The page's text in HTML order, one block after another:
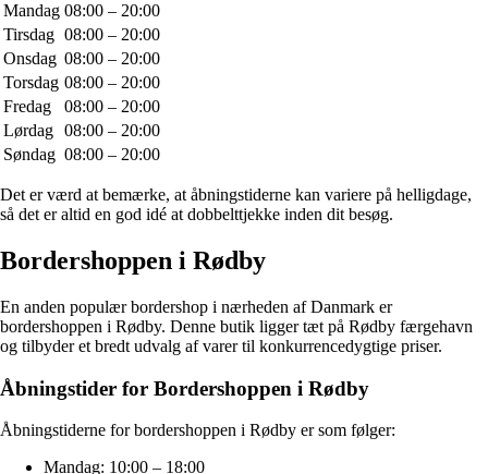
Mandag 08:00 – 20:00
Tirsdag 08:00 – 20:00
Onsdag 08:00 – 20:00
Torsdag 08:00 – 20:00
Fredag
08:00 – 20:00
Lørdag 08:00 – 20:00
Søndag 08:00 – 20:00
Det er værd at bemærke, at åbningstiderne kan variere på helligdage,
så det er altid en god idé at dobbelttjekke inden dit besøg.
Bordershoppen i Rødby
En anden populær bordershop i nærheden af Danmark er
bordershoppen i Rødby. Denne butik ligger tæt på Rødby færgehavn
og tilbyder et bredt udvalg af varer til konkurrencedygtige priser.
Åbningstider for Bordershoppen i Rødby
Åbningstiderne for bordershoppen i Rødby er som følger:
Mandag: 10:00 – 18:00